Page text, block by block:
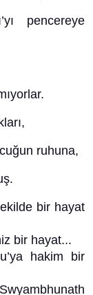
pencereye
ruhuna,
bir hayat
bir hayat...
hakim bir